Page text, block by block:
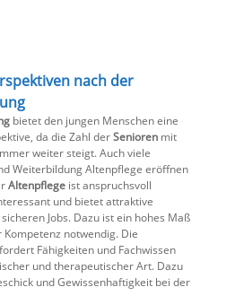
nach der
bietet den jungen Menschen eine
da die Zahl derSeniorenmit
weiter steigt. Auch viele
Weiterbildung Altenpflege eröffnen
Altenpflegeist anspruchsvoll
und bietet attraktive
Jobs. Dazu ist ein hohes Maß
notwendig. Die
Fähigkeiten und Fachwissen
und therapeutischer Art. Dazu
und Gewissenhaftigkeit bei der